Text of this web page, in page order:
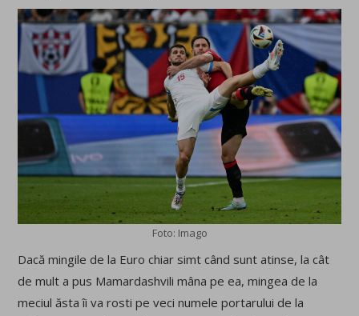
Foto: Imago
Dacă mingile de la Euro chiar simt când sunt atinse, la cât
de mult a pus Mamardashvili mâna pe ea, mingea de la
meciul ăsta îi va rosti pe veci numele portarului de la